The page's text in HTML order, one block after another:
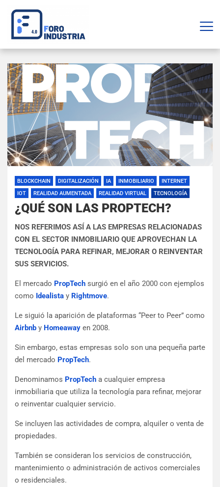
BLOCKCHAIN DIGITALIZACIÓN IA INMOBILIARIO
INTERNET
IOT
REALIDAD AUMENTADA REALIDAD VIRTUAL TECNOLOGÍA
¿QUÉ SON LAS PROPTECH?
NOS REFERIMOS ASÍ A LAS EMPRESAS RELACIONADAS
CON EL SECTOR INMOBILIARIO QUE APROVECHAN LA
TECNOLOGÍA PARA REFINAR, MEJORAR O REINVENTAR
SUS SERVICIOS.
El mercado PropTech surgió en el año 2000 con ejemplos
como Idealista y Rightmove.
Le siguió la aparición de plataformas “Peer to Peer” como
Airbnb y Homeaway en 2008.
Sin embargo, estas empresas solo son una pequeña parte
del mercado PropTech.
Denominamos PropTech a cualquier empresa
inmobiliaria que utiliza la tecnología para refinar, mejorar
o reinventar cualquier servicio.
Se incluyen las actividades de compra, alquiler o venta de
propiedades.
También se consideran los servicios de construcción,
mantenimiento o administración de activos comerciales
o residenciales.